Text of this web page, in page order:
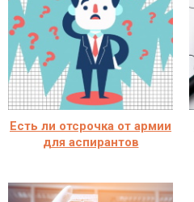
Есть ли отсрочка от армии
для аспирантов